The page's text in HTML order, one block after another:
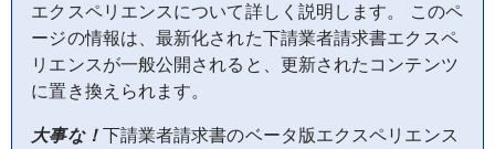
エクスペリエンスについて詳しく説明します。 このペ
ージの情報は、最新化された下請業者請求書エクスペ
リエンスが一般公開されると、更新されたコンテンツ
に置き換えられます。
大事な！ 下請業者請求書のベータ版エクスペリエンス